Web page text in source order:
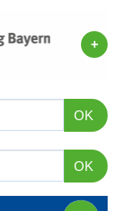
OK
OK